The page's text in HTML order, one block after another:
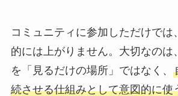
コミュニティに参加しただけでは
的には上がりません。大切なのは
を「見るだけの場所」ではなく、
続させる仕組みとして意図的に使